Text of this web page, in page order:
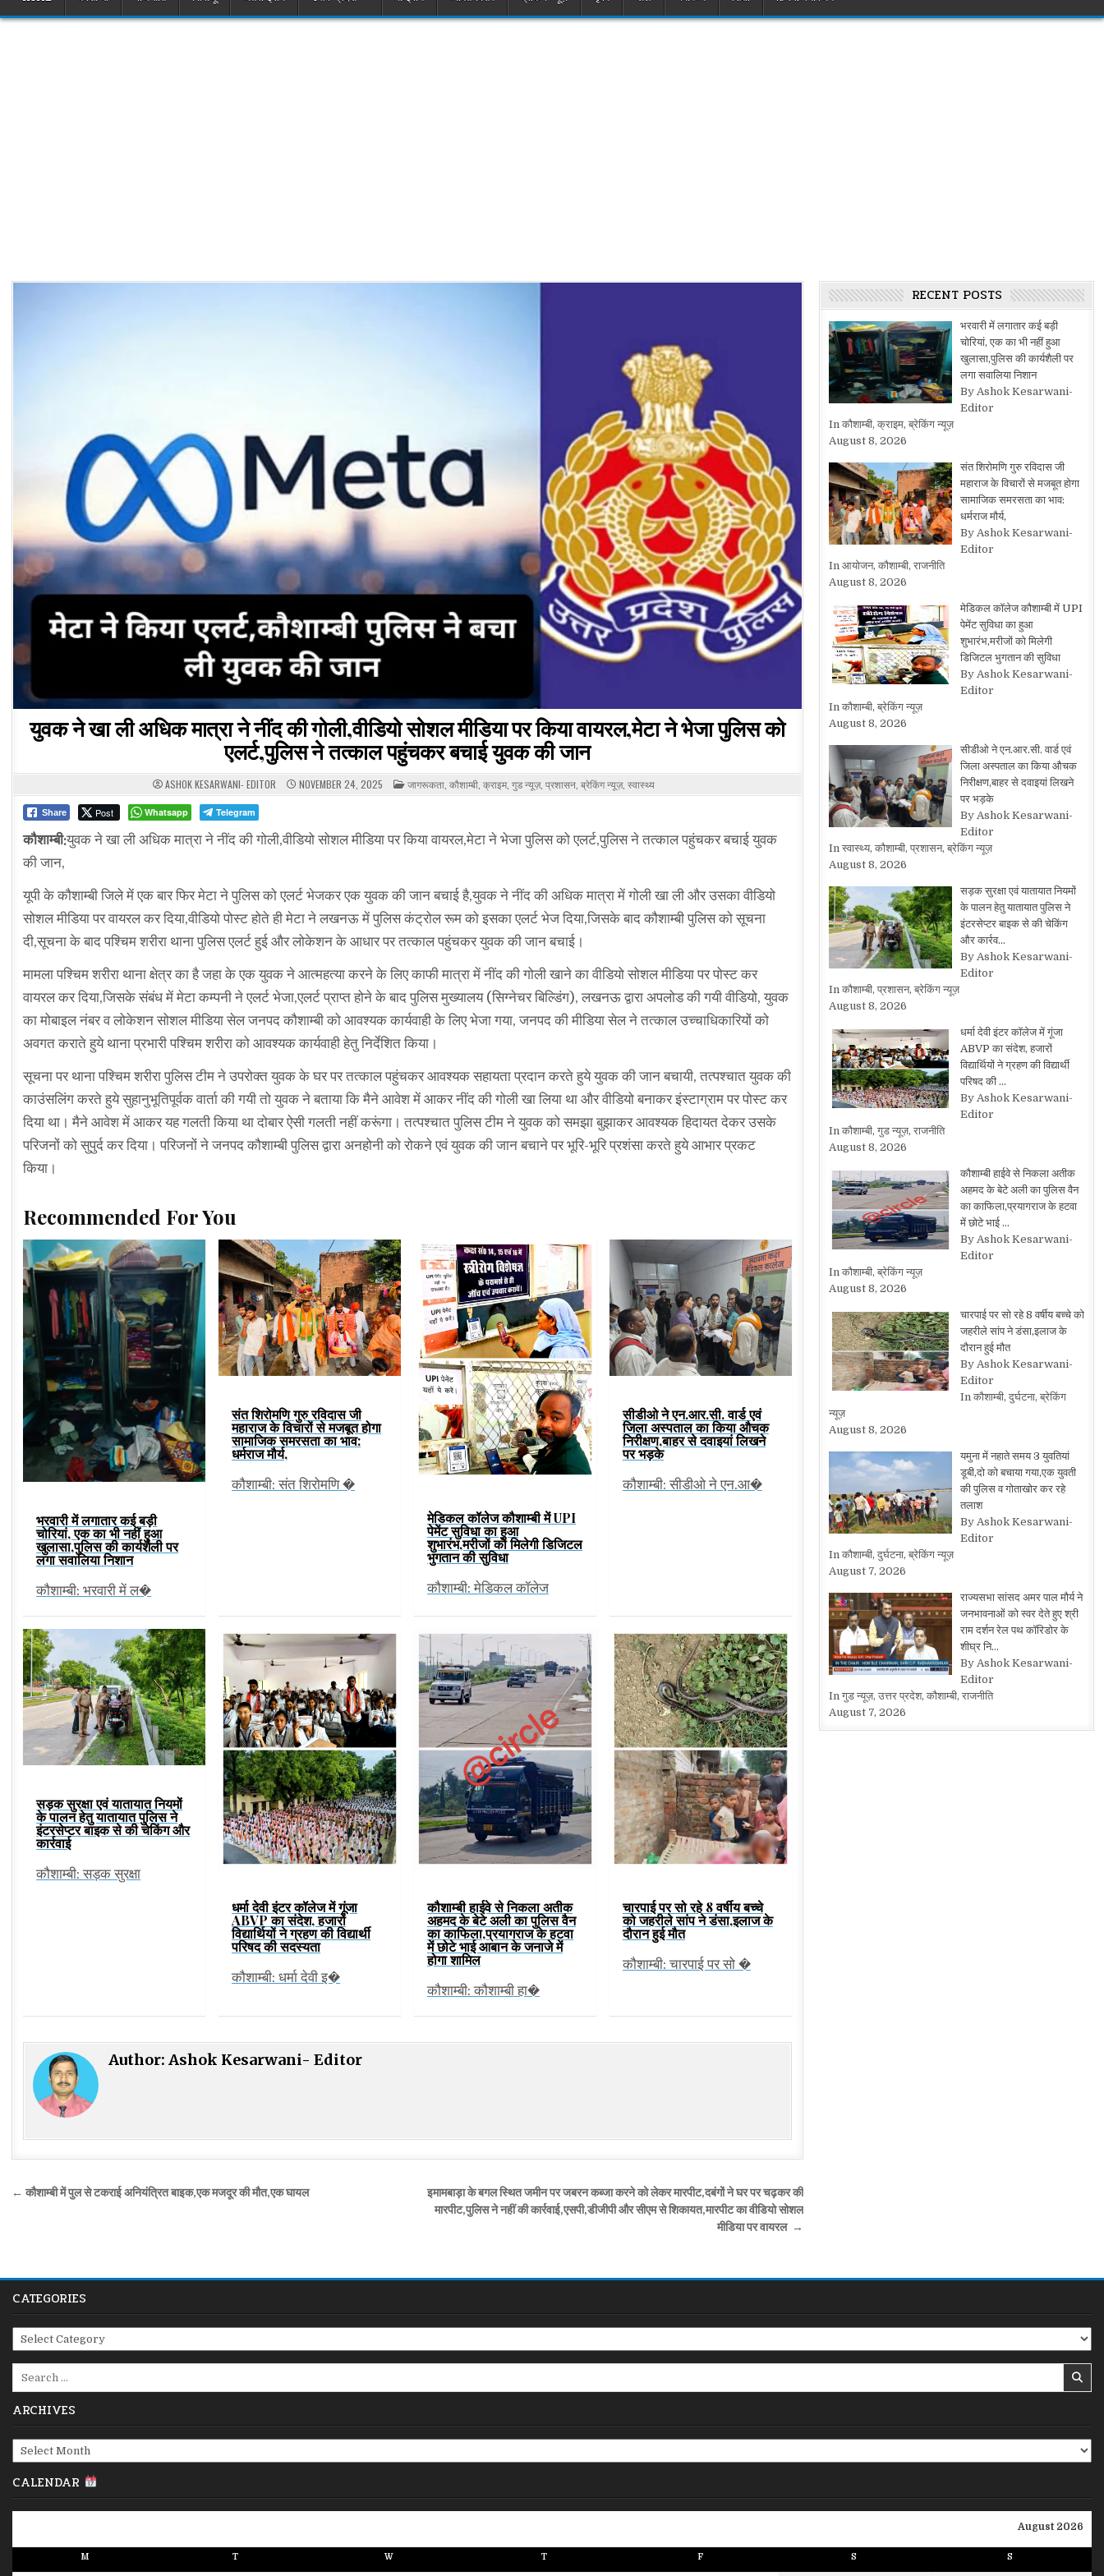
युवक ने खा ली अधिक मात्रा ने नींद की गोली,वीडियो सोशल मीडिया पर किया वायरल,मेटा ने भेजा पुलिस को
एलर्ट,पुलिस ने तत्काल पहुंचकर बचाई युवक की जान
ASHOK KESARWANI- EDITOR NOVEMBER 24, 2025 POSTED
IN
जागरूकता, कौशाम्बी, क्राइम, गुड न्यूज़, प्रशासन, ब्रेकिंग न्यूज़, स्वास्थ्य
Share Post Whatsapp Telegram
कौशाम्बी:युवक ने खा ली अधिक मात्रा ने नींद की गोली,वीडियो सोशल मीडिया पर किया वायरल,मेटा ने भेजा पुलिस को एलर्ट,पुलिस ने तत्काल पहुंचकर बचाई युवक
की जान,
यूपी के कौशाम्बी जिले में एक बार फिर मेटा ने पुलिस को एलर्ट भेजकर एक युवक की जान बचाई है,युवक ने नींद की अधिक मात्रा में गोली खा ली और उसका वीडियो
सोशल मीडिया पर वायरल कर दिया,वीडियो पोस्ट होते ही मेटा ने लखनऊ में पुलिस कंट्रोल रूम को इसका एलर्ट भेज दिया,जिसके बाद कौशाम्बी पुलिस को सूचना
दी,सूचना के बाद पश्चिम शरीरा थाना पुलिस एलर्ट हुई और लोकेशन के आधार पर तत्काल पहुंचकर युवक की जान बचाई।
मामला पश्चिम शरीरा थाना क्षेत्र का है जहा के एक युवक ने आत्महत्या करने के लिए काफी मात्रा में नींद की गोली खाने का वीडियो सोशल मीडिया पर पोस्ट कर
वायरल कर दिया,जिसके संबंध में मेटा कम्पनी ने एलर्ट भेजा,एलर्ट प्राप्त होने के बाद पुलिस मुख्यालय (सिग्नेचर बिल्डिंग), लखनऊ द्वारा अपलोड की गयी वीडियो, युवक
का मोबाइल नंबर व लोकेशन सोशल मीडिया सेल जनपद कौशाम्बी को आवश्यक कार्यवाही के लिए भेजा गया, जनपद की मीडिया सेल ने तत्काल उच्चाधिकारियों को
अवगत कराते हुये थाना प्रभारी पश्चिम शरीरा को आवश्यक कार्यवाही हेतु निर्देशित किया।
सूचना पर थाना पश्चिम शरीरा पुलिस टीम ने उपरोक्त युवक के घर पर तत्काल पहुंचकर आवश्यक सहायता प्रदान करते हुये युवक की जान बचायी, तत्पश्चात युवक की
काउंसलिंग करते हुये सुहानुभूतिपूर्वक वार्ता की गयी तो युवक ने बताया कि मैने आवेश में आकर नींद की गोली खा लिया था और वीडियो बनाकर इंस्टाग्राम पर पोस्ट कर
दिया था। मैने आवेश में आकर यह गलती किया था दोबार ऐसी गलती नहीं करूंगा। तत्पश्चात पुलिस टीम ने युवक को समझा बुझाकर आवश्यक हिदायत देकर उसके
परिजनों को सुपुर्द कर दिया। परिजनों ने जनपद कौशाम्बी पुलिस द्वारा अनहोनी को रोकने एवं युवक की जान बचाने पर भूरि-भूरि प्रशंसा करते हुये आभार प्रकट
किया।
Recommended For You
भरवारी में लगातार कई बड़ी
चोरियां, एक का भी नहीं हुआ
खुलासा,पुलिस की कार्यशैली पर
लगा सवालिया निशान
कौशाम्बी: भरवारी में ल�
संत शिरोमणि गुरु रविदास जी
महाराज के विचारों से मजबूत होगा
सामाजिक समरसता का भाव:
धर्मराज मौर्य,
कौशाम्बी: संत शिरोमणि �
मेडिकल कॉलेज कौशाम्बी में UPI
पेमेंट सुविधा का हुआ
शुभारंभ,मरीजों को मिलेगी डिजिटल
भुगतान की सुविधा
कौशाम्बी: मेडिकल कॉलेज
सीडीओ ने एन.आर.सी. वार्ड एवं
जिला अस्पताल का किया औचक
निरीक्षण,बाहर से दवाइयां लिखने
पर भड़के
कौशाम्बी: सीडीओ ने एन.आ�
सड़क सुरक्षा एवं यातायात नियमों
के पालन हेतु यातायात पुलिस ने
इंटरसेप्टर बाइक से की चेकिंग और
कार्रवाई
कौशाम्बी: सड़क सुरक्षा
धर्मा देवी इंटर कॉलेज में गूंजा
ABVP का संदेश, हजारों
विद्यार्थियों ने ग्रहण की विद्यार्थी
परिषद की सदस्यता
कौशाम्बी: धर्मा देवी इ�
कौशाम्बी हाईवे से निकला अतीक
अहमद के बेटे अली का पुलिस वैन
का काफिला,प्रयागराज के हटवा
में छोटे भाई आबान के जनाजे में
होगा शामिल
कौशाम्बी: कौशाम्बी हा�
चारपाई पर सो रहे 8 वर्षीय बच्चे
को जहरीले सांप ने डंसा,इलाज के
दौरान हुई मौत
कौशाम्बी: चारपाई पर सो �
Author:Ashok Kesarwani- Editor
Post
इमामबाड़ा के बगल स्थित जमीन पर जबरन कब्जा करने को लेकर मारपीट,दबंगों ने घर पर चढ़कर की
मारपीट,पुलिस ने नहीं की कार्रवाई,एसपी,डीजीपी और सीएम से शिकायत,मारपीट का वीडियो सोशल
मीडिया पर वायरल →
← कौशाम्बी में पुल से टकराई अनियंत्रित बाइक,एक मजदूर की मौत,एक घायल
RECENT POSTS
भरवारी में लगातार कई बड़ी
चोरियां, एक का भी नहीं हुआ
खुलासा,पुलिस की कार्यशैली पर
लगा सवालिया निशान
By Ashok Kesarwani-
Editor
In कौशाम्बी, क्राइम, ब्रेकिंग न्यूज़
August 8, 2026
संत शिरोमणि गुरु रविदास जी
महाराज के विचारों से मजबूत होगा
सामाजिक समरसता का भाव:
धर्मराज मौर्य,
By Ashok Kesarwani-
Editor
In आयोजन, कौशाम्बी, राजनीति
August 8, 2026
मेडिकल कॉलेज कौशाम्बी में UPI
पेमेंट सुविधा का हुआ
शुभारंभ,मरीजों को मिलेगी
डिजिटल भुगतान की सुविधा
By Ashok Kesarwani-
Editor
In कौशाम्बी, ब्रेकिंग न्यूज़
August 8, 2026
सीडीओ ने एन.आर.सी. वार्ड एवं
जिला अस्पताल का किया औचक
निरीक्षण,बाहर से दवाइयां लिखने
पर भड़के
By Ashok Kesarwani-
Editor
In स्वास्थ्य, कौशाम्बी, प्रशासन, ब्रेकिंग न्यूज़
August 8, 2026
सड़क सुरक्षा एवं यातायात नियमों
के पालन हेतु यातायात पुलिस ने
इंटरसेप्टर बाइक से की चेकिंग
और कार्रव…
By Ashok Kesarwani-
Editor
In कौशाम्बी, प्रशासन, ब्रेकिंग न्यूज़
August 8, 2026
धर्मा देवी इंटर कॉलेज में गूंजा
ABVP का संदेश, हजारों
विद्यार्थियों ने ग्रहण की विद्यार्थी
परिषद की …
By Ashok Kesarwani-
Editor
In कौशाम्बी, गुड न्यूज़, राजनीति
August 8, 2026
कौशाम्बी हाईवे से निकला अतीक
अहमद के बेटे अली का पुलिस वैन
का काफिला,प्रयागराज के हटवा
में छोटे भाई …
By Ashok Kesarwani-
Editor
In कौशाम्बी, ब्रेकिंग न्यूज़
August 8, 2026
चारपाई पर सो रहे 8 वर्षीय बच्चे को
जहरीले सांप ने डंसा,इलाज के
दौरान हुई मौत
By Ashok Kesarwani-
Editor
In कौशाम्बी, दुर्घटना, ब्रेकिंग
न्यूज़
August 8, 2026
यमुना में नहाते समय 3 युवतियां
डूबी,दो को बचाया गया,एक युवती
की पुलिस व गोताखोर कर रहे
तलाश
By Ashok Kesarwani-
Editor
In कौशाम्बी, दुर्घटना, ब्रेकिंग न्यूज़
August 7, 2026
राज्यसभा सांसद अमर पाल मौर्य ने
जनभावनाओं को स्वर देते हुए श्री
राम दर्शन रेल पथ कॉरिडोर के
शीघ्र नि…
By Ashok Kesarwani-
Editor
In गुड न्यूज़, उत्तर प्रदेश, कौशाम्बी, राजनीति
August 7, 2026
CATEGORIES
Categories
ARCHIVES
Archives
CALENDAR
August 2026
M T W T F S S